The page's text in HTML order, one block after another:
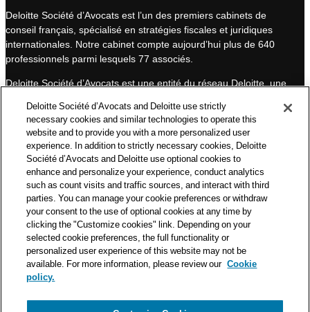
e
d
I
n
u
b
e
Deloitte Société d’Avocats est l’un des premiers cabinets de
conseil français, spécialisé en stratégies fiscales et juridiques
internationales. Notre cabinet compte aujourd’hui plus de 640
professionnels parmi lesquels 77 associés.
Deloitte Société d’Avocats est une entité du réseau Deloitte, une
professionnels et à ce titre, travaille avec les 50 000 fiscalistes
et juristes de Deloitte situés dans 150 pays.
Les informations contenues sur ce blog ont pour objectif
d’informer ses lecteurs de manière générale. Elles ne peuvent
en aucun cas se substituer à un conseil délivré par un
professionnel en fonction d’une situation donnée. Un soin
particulier est apporté à la rédaction de nos articles, néanmoins
Deloitte Société d’Avocats décline toute responsabilité relative
aux éventuelles erreurs et omissions qu’ils pourraient contenir.​
Deloitte Société d’Avocats and Deloitte use strictly
necessary cookies and similar technologies to operate this
website and to provide you with a more personalized user
experience. In addition to strictly necessary cookies, Deloitte
Société d’Avocats and Deloitte use optional cookies to
enhance and personalize your experience, conduct analytics
such as count visits and traffic sources, and interact with third
parties. You can manage your cookie preferences or withdraw
your consent to the use of optional cookies at any time by
clicking the "Customize cookies" link. Depending on your
selected cookie preferences, the full functionality or
personalized user experience of this website may not be
available. For more information, please review our Cookie
policy.